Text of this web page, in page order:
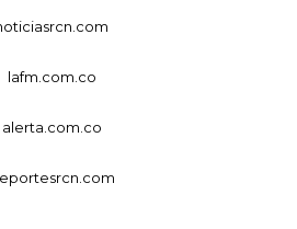
lafm.com.co
alerta.com.co